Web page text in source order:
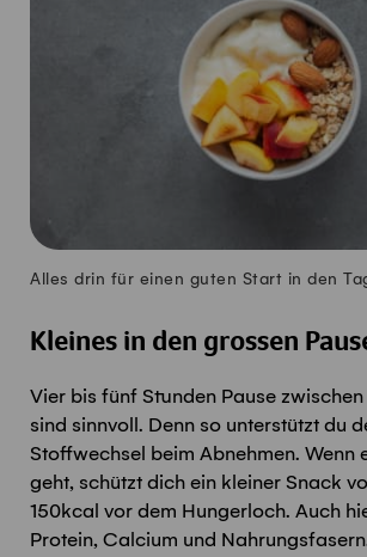
Alles drin für einen guten Start in den
Kleines in den grossen
Vier bis fünf Stunden Pause
sind sinnvoll. Denn so unterstützt du
Stoffwechsel beim Abnehmen. Wenn
geht, schützt dich ein kleiner Snack
150kcal vor dem Hungerloch. Auch
Protein, Calcium und